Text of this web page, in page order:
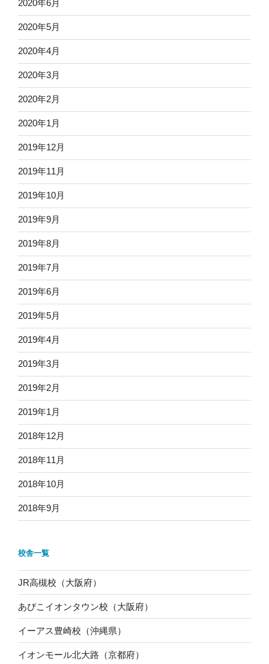
2020年6月
2020年5月
2020年4月
2020年3月
2020年2月
2020年1月
2019年12月
2019年11月
2019年10月
2019年9月
2019年8月
2019年7月
2019年6月
2019年5月
2019年4月
2019年3月
2019年2月
2019年1月
2018年12月
2018年11月
2018年10月
2018年9月
校舎一覧
JR高槻校（大阪府）
あびこイオンタウン校（大阪府）
イーアス豊崎校（沖縄県）
イオンモール北大路（京都府）